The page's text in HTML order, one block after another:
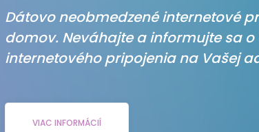
Dátovo neobmedzené internetové
domov. Neváhajte a informujte sa
internetového pripojenia na Vašej
VIAC INFORMÁCIÍ